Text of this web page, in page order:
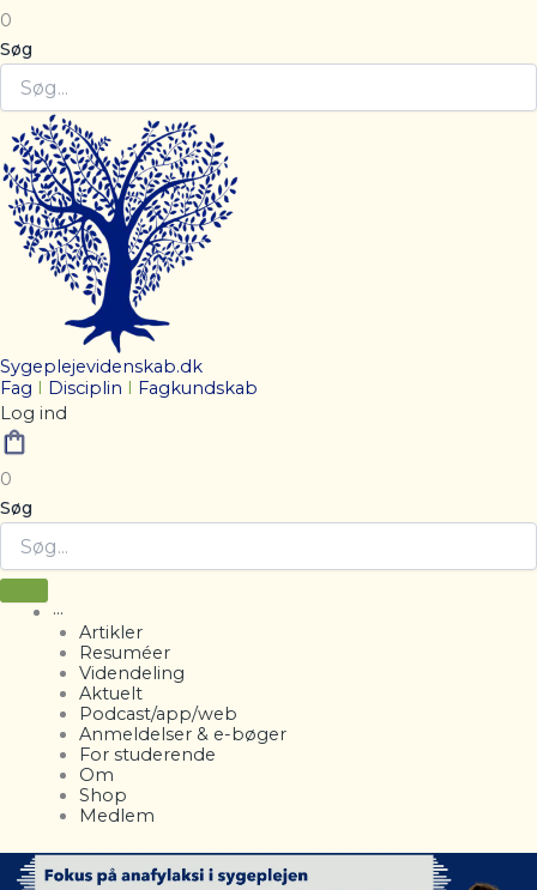
0
Søg
Sygeplejevidenskab.dk
Fag
Disciplin
Fagkundskab
Log ind
0
Søg
···
Artikler
Resuméer
Videndeling
Aktuelt
Podcast/app/web
Anmeldelser & e-bøger
For studerende
Om
Shop
Medlem